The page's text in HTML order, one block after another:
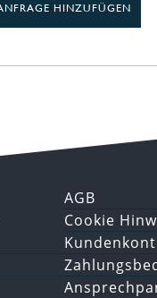
HINZUFÜGEN
AGB
Cookie